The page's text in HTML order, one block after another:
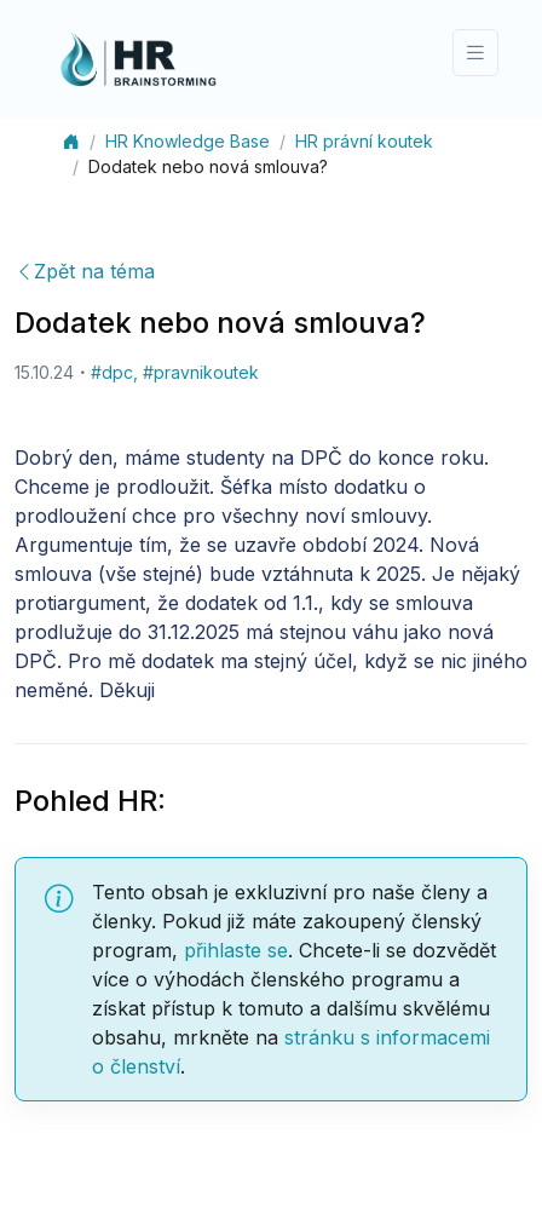
HR Knowledge Base
HR právní koutek
Dodatek nebo nová smlouva?
Zpět na téma
Dodatek nebo nová smlouva?
15.10.24 #dpc #pravnikoutek
Dobrý den, máme studenty na DPČ do konce roku.
Chceme je prodloužit. Šéfka místo dodatku o
prodloužení chce pro všechny noví smlouvy.
Argumentuje tím, že se uzavře období 2024. Nová
smlouva (vše stejné) bude vztáhnuta k 2025. Je nějaký
protiargument, že dodatek od 1.1., kdy se smlouva
prodlužuje do 31.12.2025 má stejnou váhu jako nová
DPČ. Pro mě dodatek ma stejný účel, když se nic jiného
neměné. Děkuji
Pohled HR:
Tento obsah je exkluzivní pro naše členy a
členky. Pokud již máte zakoupený členský
program, přihlaste se. Chcete-li se dozvědět
více o výhodách členského programu a
získat přístup k tomuto a dalšímu skvělému
obsahu, mrkněte na stránku s informacemi
o členství.